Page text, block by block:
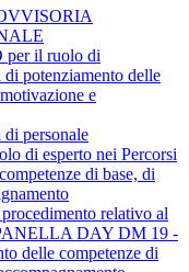
il ruolo di
potenziamento delle
e
personale
di esperto nei Percorsi
di base, di
relativo al
DAY DM 19 -
delle competenze di